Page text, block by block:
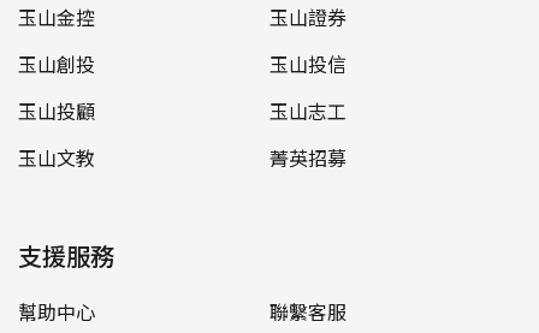
玉山金控
玉山證券
玉山創投
玉山投信
玉山投顧
玉山志工
玉山文教
菁英招募
支援服務
幫助中心
聯繫客服